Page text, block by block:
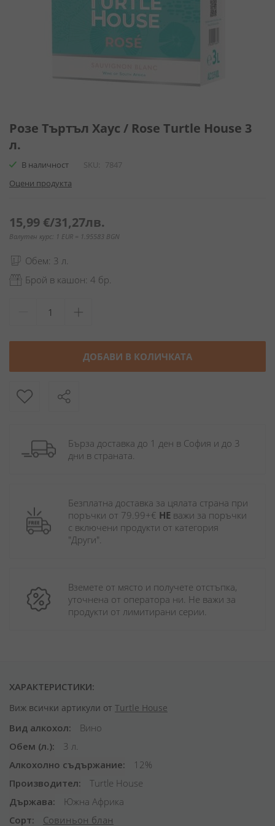
към
на
галерия
снимки
Розе Търтъл Хаус / Rose Turtle House 3
л.
В наличност SKU
7847
Оцени продукта
15,99 €/31,27лв.
Валутен курс: 1 EUR = 1.95583 BGN
Обем: 3 л.
Брой в кашон: 4 бр.
ДОБАВИ В КОЛИЧКАТА
Бърза доставка до 1 ден в София и до 3
дни в страната.
Безплатна доставка за цялата страна при
поръчки от 79.99+€ НЕ важи за поръчки
с включени продукти от категория
"Други".
Вземете от място и получете отстъпка,
уточнена от оператора ни. Не важи за
продукти от лимитирани серии.
ХАРАКТЕРИСТИКИ:
Виж всички артикули от Turtle House
Вид алкохол
Вино
Обем (л.)
3 л.
Алкохолно съдържание
12%
Производител
Turtle House
Държава
Южна Африка
Сорт
Совиньон блан